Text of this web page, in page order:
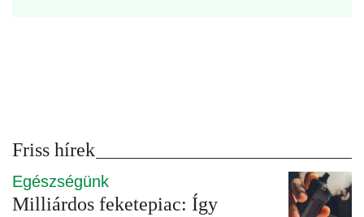
Friss hírek
Egészségünk
Milliárdos feketepiac: Így